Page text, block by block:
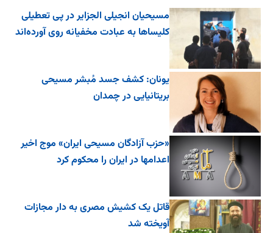
مسیحیان انجیلی الجزایر در پی تعطیلی
کلیساها به عبادت مخفیانه روی آورده‌اند
یونان: کشف جسد مُبشر مسیحی
بریتانیایی در چمدان
«حزب آزادگان مسیحی ایران» موج اخیر
اعدامها در ایران را محکوم کرد
قاتل یک کشیش مصری به دار مجازات
آویخته شد